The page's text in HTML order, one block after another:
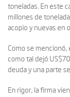
toneladas. En este
millones de
acopio y nuevas en
Como se mencionó,
como tal dejó
deuda y una parte
En rigor, la firma